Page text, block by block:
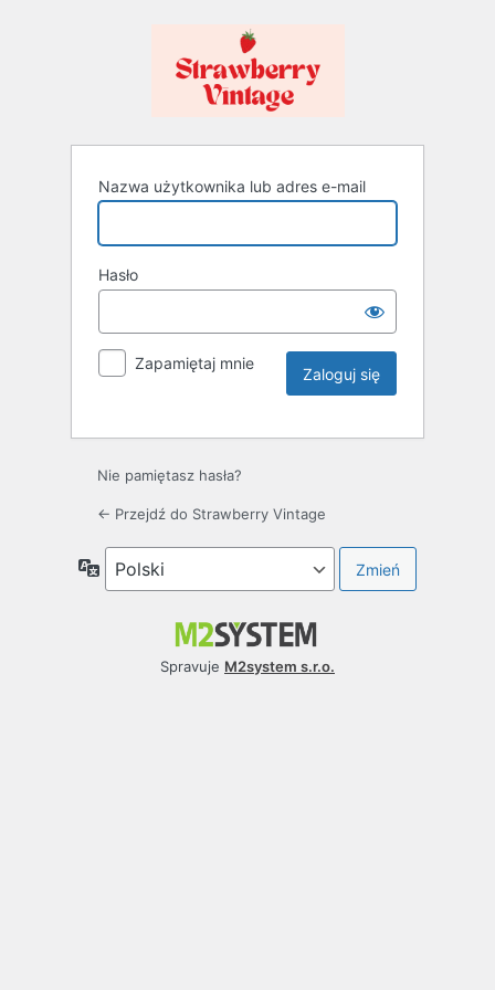
Nazwa użytkownika lub adres e-mail
Hasło
Zapamiętaj mnie
Nie pamiętasz hasła?
← Przejdź do Strawberry Vintage
Język
Spravuje M2system s.r.o.